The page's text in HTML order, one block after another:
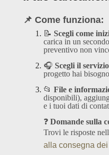
📌 Come funziona:
📝 Scegli come
carica in un
preventivo non
🎧 Scegli il
progetto hai
📂 File e
disponibili),
e i tuoi dati di
❓ Domande sulla
Trovi le risposte
alla consegna dei